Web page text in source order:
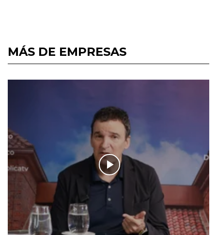
MÁS DE EMPRESAS